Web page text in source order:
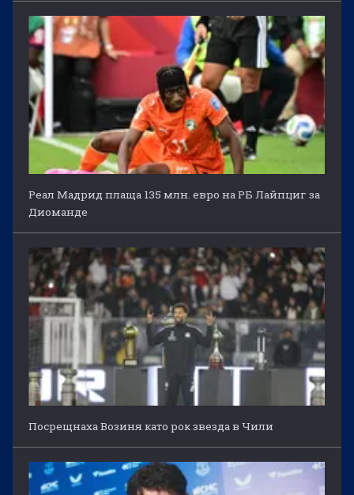
Реал Мадрид плаща 135 млн. евро на РБ Лайпциг за
Диоманде
Посрещнаха Возиня като рок звезда в Чили